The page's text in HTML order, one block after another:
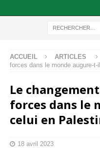
ACCUEIL ARTICLES
forces dans le monde augure-
Le
forces dans le
celui en
18 avril 2023